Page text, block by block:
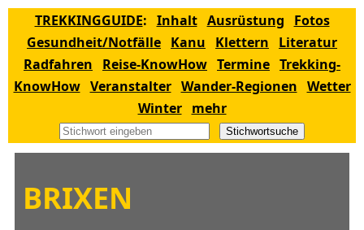
TREKKINGGUIDE: Inhalt Ausrüstung
Fotos
Gesundheit/Notfälle Kanu Klettern
Literatur
Radfahren
Reise-KnowHow Termine Trekking-
KnowHow Veranstalter Wander-Regionen Wetter
Winter
mehr
Stichwortsuche
BRIXEN